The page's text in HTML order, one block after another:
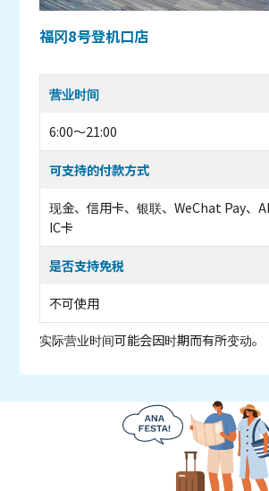
福冈8号登机口店
营业时间
6:00～21:00
可支持的付款方式
现金、信用卡、银联、WeChat Pay、
IC卡
是否支持免税
不可使用
实际营业时间可能会因时期而有所变动。